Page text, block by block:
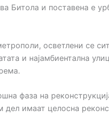
Битола и поставена е
осветлени се
и најамбиентална
фаза на
имаат целосна